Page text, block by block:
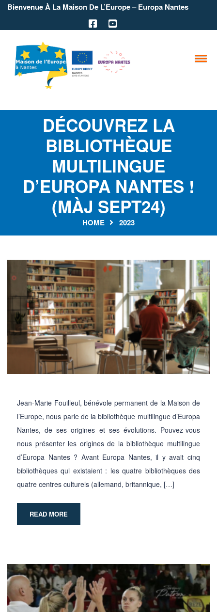
Bienvenue À La Maison De L’Europe – Europa Nantes
DÉCOUVREZ LA
BIBLIOTHÈQUE
MULTILINGUE
D’EUROPA NANTES !
(MÀJ SEPT24)
HOME 2023
Jean-Marie Fouilleul, bénévole permanent de la Maison de
l’Europe, nous parle de la bibliothèque multilingue d’Europa
Nantes, de ses origines et ses évolutions. Pouvez-vous
nous présenter les origines de la bibliothèque multilingue
d’Europa Nantes ? Avant Europa Nantes, il y avait cinq
bibliothèques qui existaient : les quatre bibliothèques des
quatre centres culturels (allemand, britannique, […]
READ MORE